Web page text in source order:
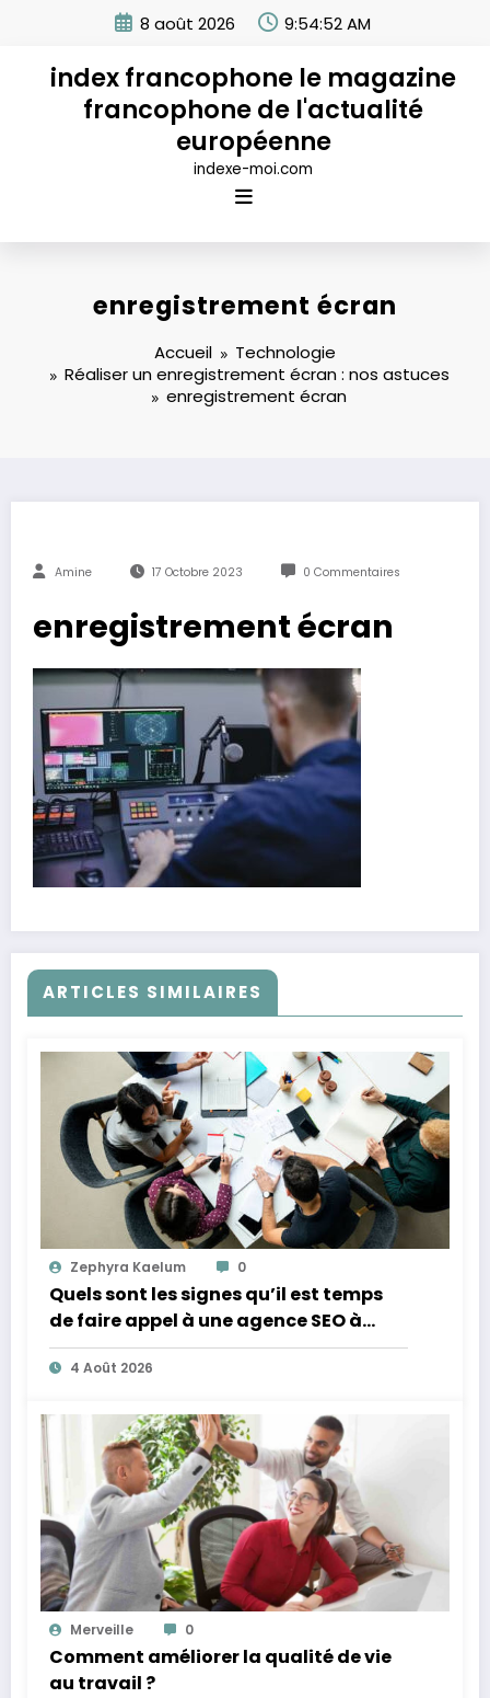
8 août 2026 9:54:52 AM
index francophone le magazine
francophone de l'actualité
européenne
indexe-moi.com
enregistrement écran
Accueil
Technologie
Réaliser un enregistrement écran : nos astuces
enregistrement écran
Amine 17 Octobre 2023 0 Commentaires
enregistrement écran
ARTICLES SIMILAIRES
Zephyra Kaelum 0
Quels sont les signes qu’il est temps
de faire appel à une agence SEO à
Lyon ?
4 Août 2026
Merveille 0
Comment améliorer la qualité de vie
au travail ?